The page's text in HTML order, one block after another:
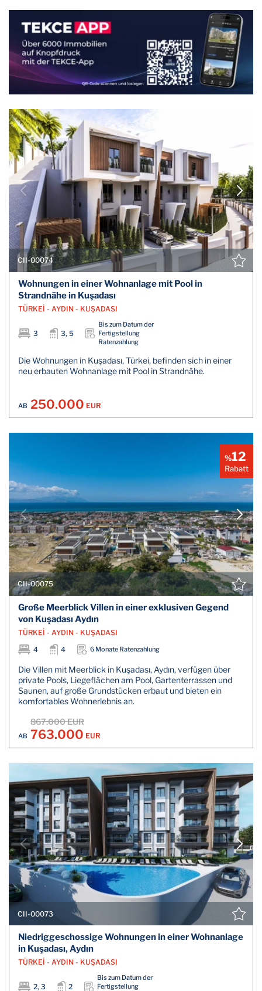
CII-00074
Wohnungen in einer Wohnanlage mit Pool in
Strandnähe in Kuşadası
TÜRKEİ - AYDIN - KUŞADASI
3 3, 5
Bis zum Datum der
Fertigstellung
Ratenzahlung
Die Wohnungen in Kuşadası, Türkei, befinden sich in einer
neu erbauten Wohnanlage mit Pool in Strandnähe.
AB 250.000 EUR
%12
Rabatt
CII-00075
Große Meerblick Villen in einer exklusiven Gegend
von Kuşadası Aydın
TÜRKEİ - AYDIN - KUŞADASI
4
4 6 Monate Ratenzahlung
Die Villen mit Meerblick in Kuşadası, Aydın, verfügen über
private Pools, Liegeflächen am Pool, Gartenterrassen und
Saunen, auf große Grundstücken erbaut und bieten ein
komfortables Wohnerlebnis an.
AB
867.000 EUR
763.000 EUR
CII-00073
Niedriggeschossige Wohnungen in einer Wohnanlage
in Kuşadası, Aydın
TÜRKEİ - AYDIN - KUŞADASI
2, 3 2
Bis zum Datum der
Fertigstellung